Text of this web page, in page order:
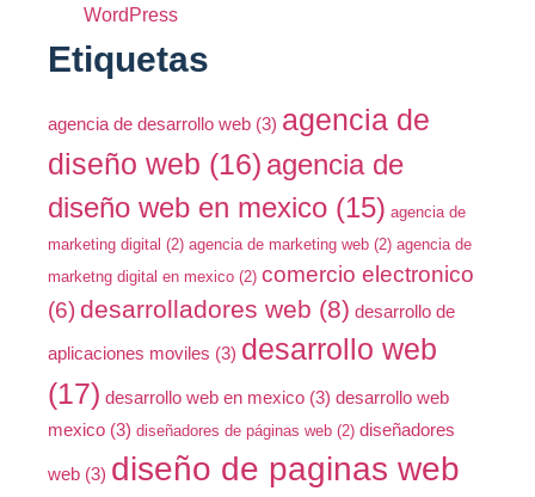
WordPress
Etiquetas
agencia de desarrollo web (3) agencia de
diseño web (16) agencia de
diseño web en mexico (15) agencia de
marketing digital (2) agencia de marketing web (2) agencia de
marketng digital en mexico (2) comercio electronico
(6)desarrolladores web (8) desarrollo de
aplicaciones moviles (3) desarrollo web
(17) desarrollo web en mexico (3) desarrollo web
mexico (3) diseñadores de páginas web (2) diseñadores
web (3) diseño de paginas web